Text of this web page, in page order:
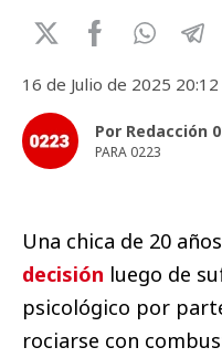
16 de Julio de 2025 20:12
Por Redacción
PARA 0223
Una chica de 20 años
decisión luego de
psicológico por
rociarse con